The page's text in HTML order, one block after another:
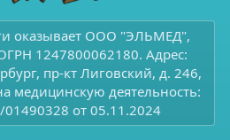
оказывает ООО "ЭЛЬМЕД",
1247800062180. Адрес:
пр-кт Лиговский, д. 246,
медицинскую деятельность:
от 05.11.2024